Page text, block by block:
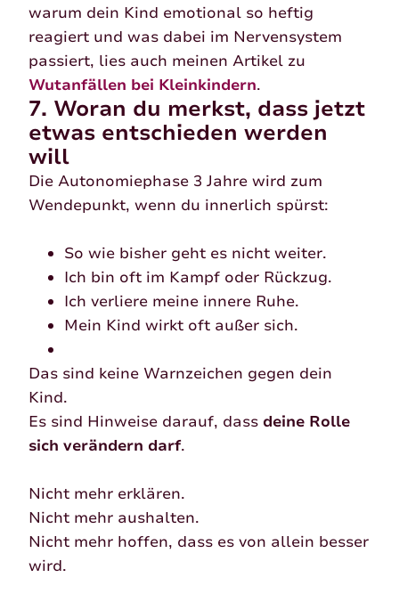
warum dein Kind emotional so heftig
reagiert und was dabei im Nervensystem
passiert, lies auch meinen Artikel zu
Wutanfällen bei Kleinkindern.
7. Woran du merkst, dass jetzt
etwas entschieden werden
will
Die Autonomiephase 3 Jahre wird zum
Wendepunkt, wenn du innerlich spürst:
So wie bisher geht es nicht weiter.
Ich bin oft im Kampf oder Rückzug.
Ich verliere meine innere Ruhe.
Mein Kind wirkt oft außer sich.
Das sind keine Warnzeichen gegen dein
Kind.
Es sind Hinweise darauf, dass deine Rolle
sich verändern darf.
Nicht mehr erklären.
Nicht mehr aushalten.
Nicht mehr hoffen, dass es von allein besser
wird.